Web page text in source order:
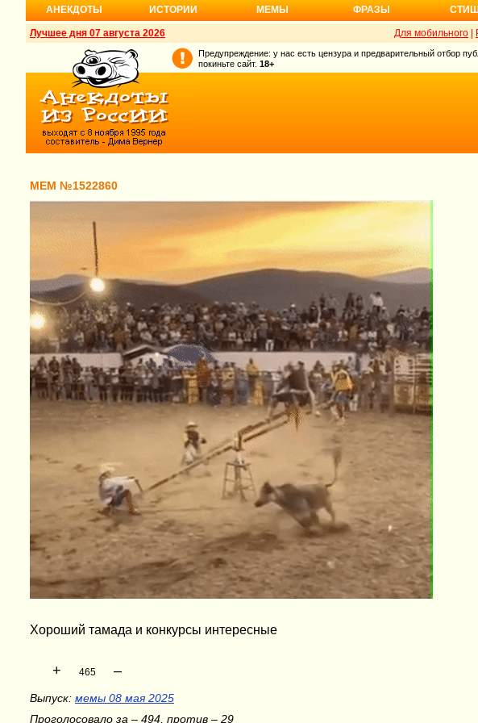
АНЕКДОТЫ ИСТОРИИ МЕМЫ ФРАЗЫ
Лучшее дня 07 августа 2026 Для мобильного
Предупреждение: у нас есть цензура и предварительный отбор
покиньте сайт. 18+
МЕМ №1522860
Хороший тамада и конкурсы интересные
+ 465 –
Выпуск: мемы 08 мая 2025
Проголосовало за – 494, против – 29